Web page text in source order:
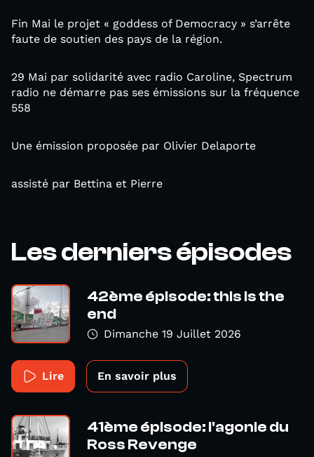
Fin Mai le projet « goddess of Democracy » s’arrête
faute de soutien des pays de la région.
29 Mai par solidarité avec radio Caroline, Spectrum
radio ne démarre pas ses émissions sur la fréquence
558
Une émission proposée par Olivier Delaporte
assisté par Bettina et Pierre
Les derniers épisodes
42ème épisode: this is the
end
Dimanche 19 Juillet 2026
Lire En savoir plus
41ème épisode: l'agonie du
Ross Revenge